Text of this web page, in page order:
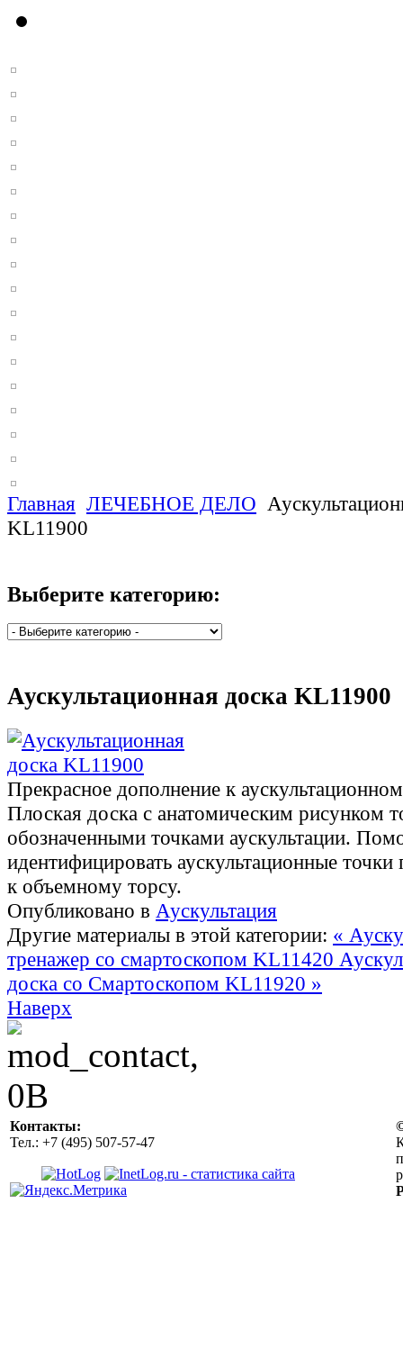
Главная ЛЕЧЕБНОЕ ДЕЛО
KL11900
Выберите категорию:
Аускультационная доска KL11900
Прекрасное дополнение к
Плоская доска с анатомическим рисунком
обозначенными точками аускультации.
идентифицировать аускультационные точки
к объемному торсу.
Опубликовано в Аускультация
Другие материалы в этой категории: «
тренажер со смартоскопом KL11420
доска со Смартоскопом KL11920 »
Наверх
Контакты:
Тел.: +7 (495) 507-57-47